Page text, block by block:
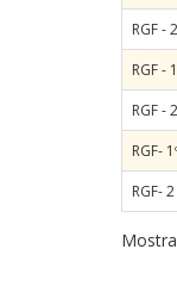
RGF -
RGF -
RGF -
RGF-
RGF- 2